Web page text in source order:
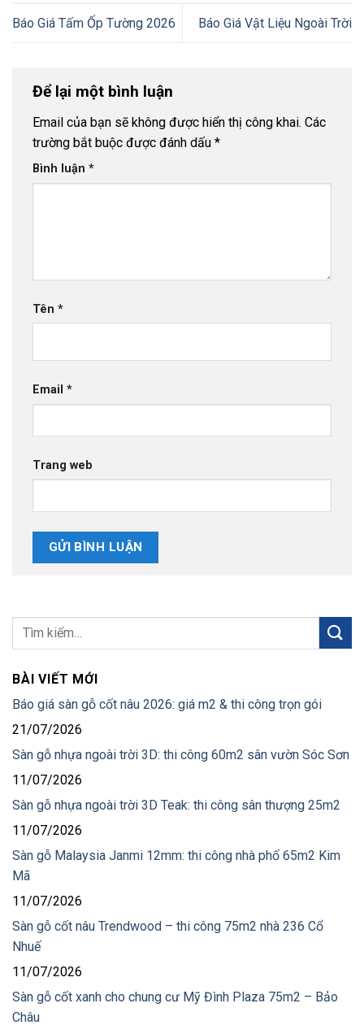
Báo Giá Tấm Ốp Tường 2026 Báo Giá Vật Liệu Ngoài Trời
Để lại một bình luận
Email của bạn sẽ không được hiển thị công khai. Các
trường bắt buộc được đánh dấu *
Bình luận *
Tên *
Email *
Trang web
BÀI VIẾT MỚI
Báo giá sàn gỗ cốt nâu 2026: giá m2 & thi công trọn gói
21/07/2026
Sàn gỗ nhựa ngoài trời 3D: thi công 60m2 sân vườn Sóc Sơn
11/07/2026
Sàn gỗ nhựa ngoài trời 3D Teak: thi công sân thượng 25m2
11/07/2026
Sàn gỗ Malaysia Janmi 12mm: thi công nhà phố 65m2 Kim
Mã
11/07/2026
Sàn gỗ cốt nâu Trendwood – thi công 75m2 nhà 236 Cổ
Nhuế
11/07/2026
Sàn gỗ cốt xanh cho chung cư Mỹ Đình Plaza 75m2 – Bảo
Châu